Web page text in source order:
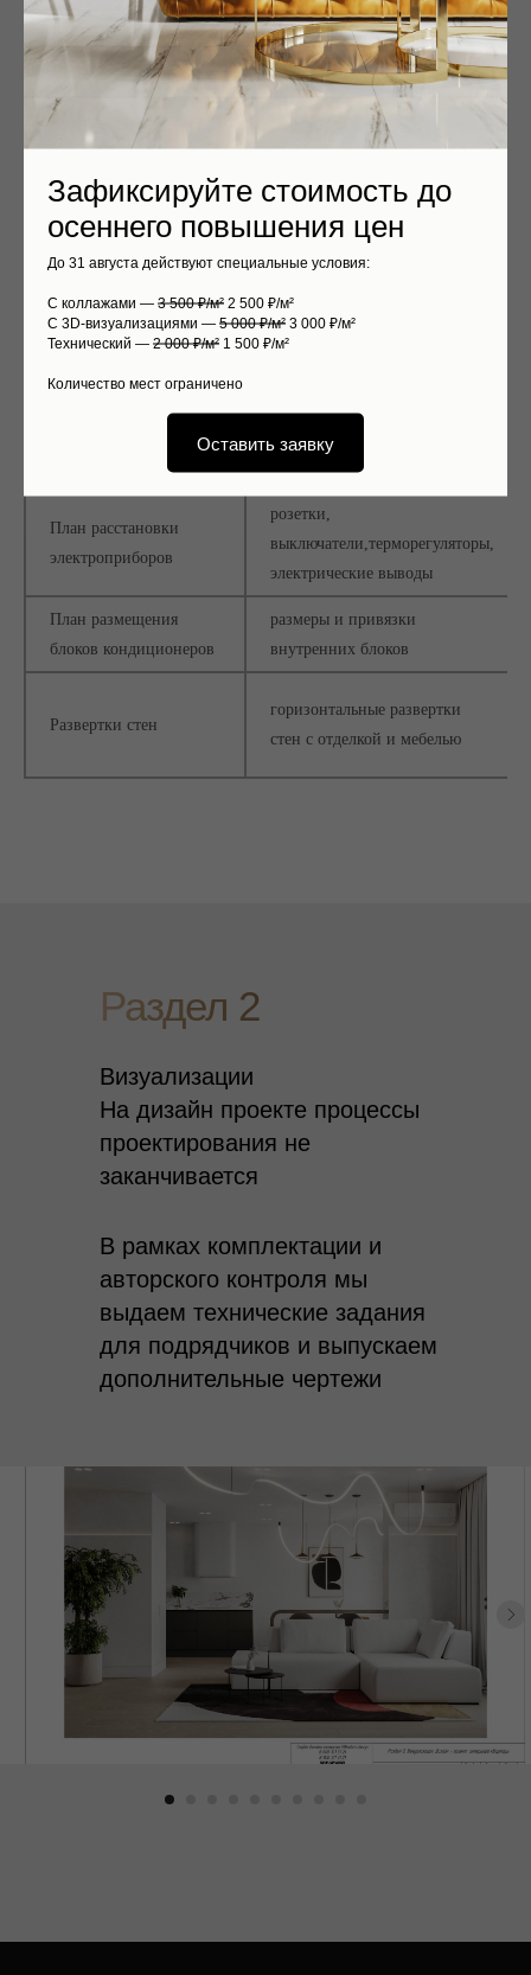
Зафиксируйте стоимость до
осеннего повышения цен
До 31 августа действуют специальные условия:
С коллажами — 3 500 ₽/м² 2 500 ₽/м²
С 3D-визуализациями — 5 000 ₽/м² 3 000 ₽/м²
Технический — 2 000 ₽/м² 1 500 ₽/м²
Количество мест ограничено
Оставить заявку
теплого пола
и терморегуляторы
План потолков
конструкции и материалы
План отделки
помещений и
элементов
План размещения
привязки всего оборудования
План размещения
приборов
расположение всех
группы светильников
План расстановки
электроприборов
розетки,
выключатели,терморегуляторы,
электрические выводы
План размещения
блоков кондиционеров
размеры и привязки
внутренних блоков
Развертки стен
горизонтальные развертки
стен с отделкой и мебелью
Визуализации
На дизайн проекте процессы
проектирования не
заканчивается
В рамках комплектации и
авторского контроля мы
выдаем технические задания
для подрядчиков и выпускаем
дополнительные чертежи
Раздел 2